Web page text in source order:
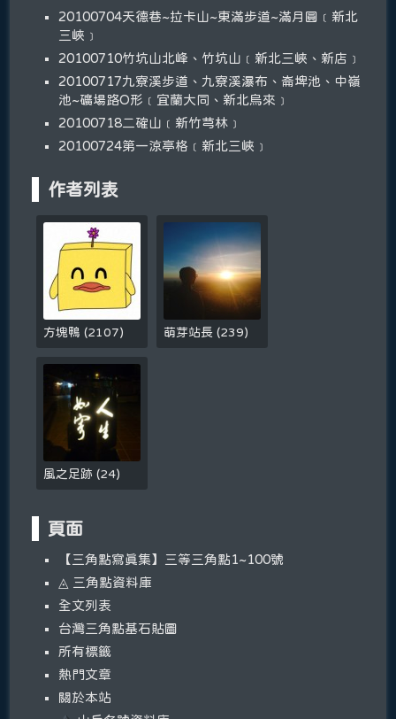
20100704天德巷~拉卡山~東滿步道~滿月圓﹝新北
三峽﹞
20100710竹坑山北峰、竹坑山﹝新北三峽、新店﹞
20100717九寮溪步道、九寮溪瀑布、崙埤池、中嶺
池~礦場路O形﹝宜蘭大同、新北烏來﹞
20100718二確山﹝新竹芎林﹞
20100724第一涼亭格﹝新北三峽﹞
作者列表
方塊鴨(2107) 萌芽站長(239)
風之足跡(24)
頁面
【三角點寫真集】三等三角點1~100號
◬ 三角點資料庫
全文列表
台灣三角點基石貼圖
所有標籤
熱門文章
關於本站